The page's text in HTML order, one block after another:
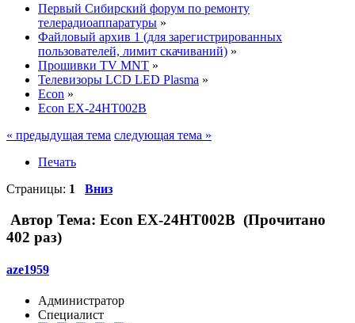
Первый Сибирский форум по ремонту
телерадиоаппаратуры »
Файловый архив 1 (для зарегистрированных
пользователей, лимит скачиваний) »
Прошивки TV MNT »
Телевизоры LCD LED Plasma »
Econ »
Econ EX-24HT002B
« предыдущая тема следующая тема »
Печать
Страницы: 1 Вниз
Автор Тема: Econ EX-24HT002B (Прочитано
402 раз)
aze1959
Администратор
Специалист